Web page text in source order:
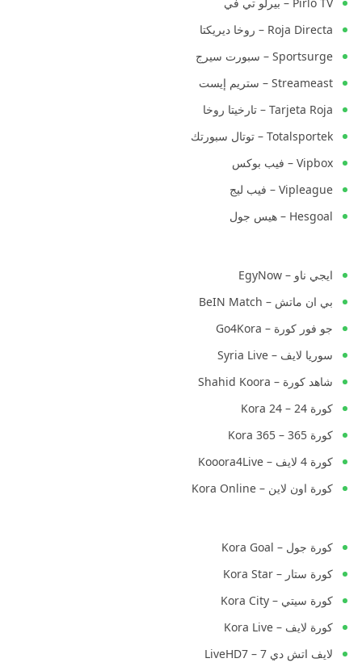
Roja Directa – روخا ديريكتا
Sportsurge – سبورت سيرج
Streameast – ستريم إيست
Tarjeta Roja – تارخيتا روخا
Totalsportek – توتال سبورتك
Vipbox – فيب بوكس
Vipleague – فيب ليج
Hesgoal – هيس جول
ايجي ناو – EgyNow
بي ان ماتش – BeIN Match
جو فور كورة – Go4Kora
سوريا لايف – Syria Live
شاهد كورة – Shahid Koora
كورة 24 – Kora 24
كورة 365 – Kora 365
كورة 4 لايف – Kooora4Live
كورة اون لاين – Kora Online
كورة جول – Kora Goal
كورة ستار – Kora Star
كورة سيتي – Kora City
كورة لايف – Kora Live
لايف اتش دي 7 – LiveHD7